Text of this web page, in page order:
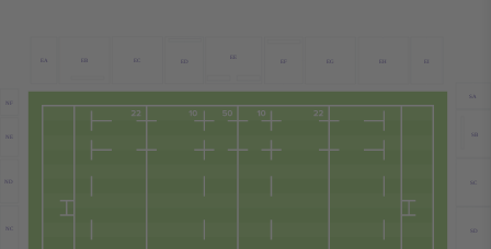
EI
EH
EG
EC
EB
EA
SA
SB
SC
SD
NE
NF
ND
NC